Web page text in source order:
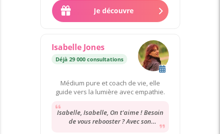
Je découvre
Isabelle Jones
Déjà 29 000 consultations
Médium pure et coach de vie, elle
guide vers la lumière avec empathie.
Isabelle, Isabelle, On t'aime ! Besoin
de vous rebooster ? Avec son